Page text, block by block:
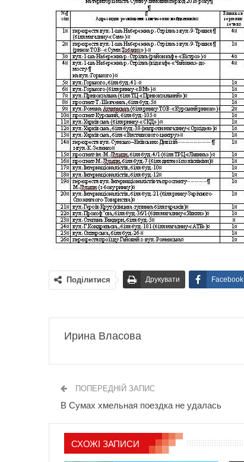
Поділитися Друкувати Facebook
Ирина Власова
ПОПЕРЕДНІЙ ЗАПИС
В Сумах хмельная поездка не удалась
СХОЖІ ЗАПИСИ